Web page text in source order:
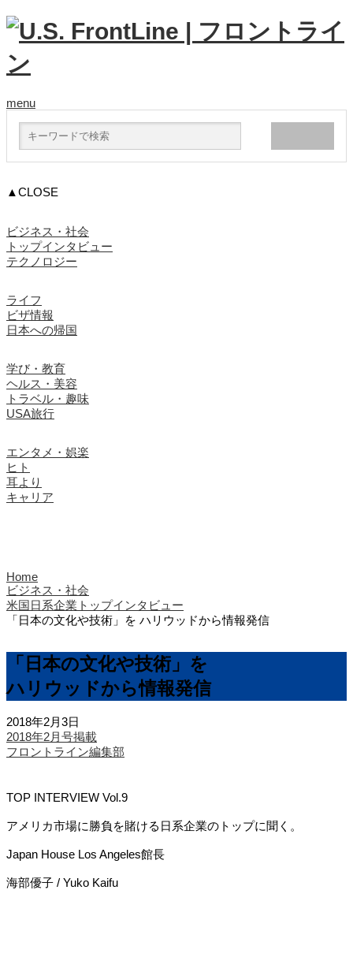
menu
▲CLOSE
ビジネス・社会
トップインタビュー
テクノロジー
ライフ
ビザ情報
日本への帰国
学び・教育
ヘルス・美容
トラベル・趣味
USA旅行
エンタメ・娯楽
ヒト
耳より
キャリア
Home
ビジネス・社会
米国日系企業トップインタビュー
「日本の文化や技術」を ハリウッドから情報発信
「日本の文化や技術」を
ハリウッドから情報発信
2018年2月3日
2018年2月号掲載
フロントライン編集部
TOP INTERVIEW Vol.9
アメリカ市場に勝負を賭ける日系企業のトップに聞く。
Japan House Los Angeles館長
海部優子 / Yuko Kaifu